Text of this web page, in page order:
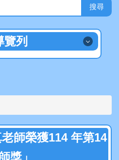
搜尋
覽列
專區
處室
夥伴
師榮獲114 年第14
獎」